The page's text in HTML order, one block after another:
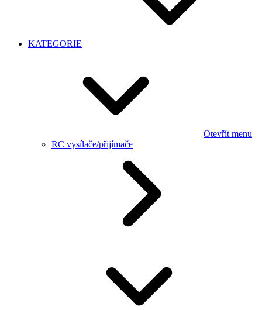
KATEGORIE
Otevřít menu
RC vysílače/přijímače